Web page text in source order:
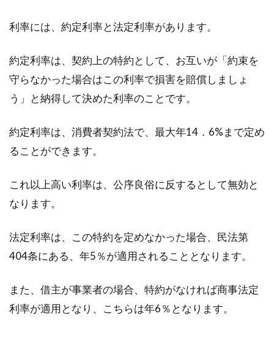
ね。ですが、住んでみると、意外にどうしよう
ということが...
家賃の計算は日割り計算？月割り計
賃貸を退去する際には、退去する月の家賃の支
ごすおすすめ方法をご紹介
利率には、約定利率と法定利率があります。
約定利率は、契約上の特約として、お互いが「約束を
守らなかった場合はこの利率で損害を賠償しましょ
う」と納得して決めた利率のことです。
約定利率は、消費者契約法で、最大年14．6%まで定め
ることができます。
これ以上高い利率は、公序良俗に反するとして無効と
なります。
法定利率は、この特約を定めなかった場合、民法第
404条にある、年5％が適用されることとなります。
また、借主が事業者の場合、特約がなければ商事法定
利率が適用となり、こちらは年6％となります。